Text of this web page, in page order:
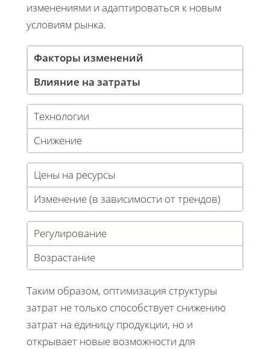
изменениями и адаптироваться к новым
условиям рынка.
Факторы изменений
Влияние на затраты
Технологии
Снижение
Цены на ресурсы
Изменение (в зависимости от трендов)
Регулирование
Возрастание
Таким образом, оптимизация структуры
затрат не только способствует снижению
затрат на единицу продукции, но и
открывает новые возможности для